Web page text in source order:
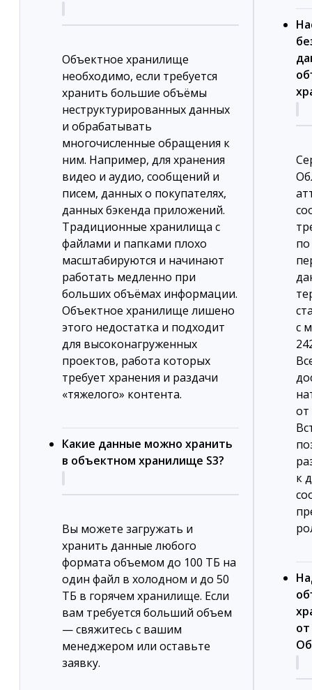
Объектное хранилище
необходимо, если требуется
хранить большие объёмы
неструктурированных данных
и обрабатывать
многочисленные обращения к
ним. Например, для хранения
видео и аудио, сообщений и
писем, данных о покупателях,
данных бэкенда приложений.
Традиционные хранилища с
файлами и папками плохо
масштабируются и начинают
работать медленно при
больших объёмах информации.
Объектное хранилище лишено
этого недостатка и подходит
для высоконагруженных
проектов, работа которых
требует хранения и раздачи
«тяжелого» контента.
Какие данные можно хранить
в объектном хранилище S3?
Вы можете загружать и
хранить данные любого
формата объемом до 100 ТБ на
один файл в холодном и до 50
ТБ в горячем хранилище. Если
вам требуется больший объем
— свяжитесь с вашим
менеджером или оставьте
заявку.
с
от
к